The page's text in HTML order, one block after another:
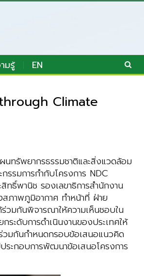
มรู้ EN
Climate
ทรัพยากรธรรมชาติและสิ่งแวดล้อม
รมการกำกับโครงการ NDC
พานิช รองเลขาธิการสำนักงาน
ภาพภูมิอากาศ ทำหน้าที่ ฝ่าย
วมกันพิจารณาให้ความเห็นชอบใน
ะดับการดำเนินงานของประเทศให้
มกันกำหนดกรอบข้อเสนอแนวคิด
ระกอบการพัฒนาข้อเสนอโครงการ